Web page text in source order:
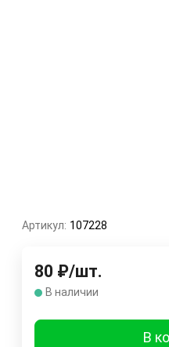
Артикул: 107228
80 ₽/шт.
В наличии
В